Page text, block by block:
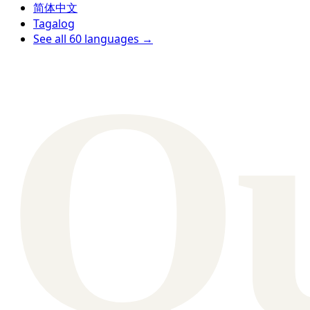
简体中文
Tagalog
See all 60 languages →